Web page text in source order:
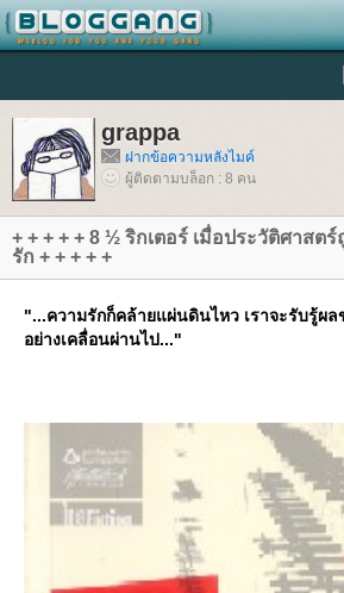
grappa
ฝากข้อความหลังไมค์
ผู้ติดตามบล็อก : 8 คน
+ + + + + 8 ½ ริกเตอร์ เมื่อประวัติศาสต
รัก + + + + +
"...ความรักก็คล้ายแผ่นดินไหว เราจะรับรู้ผล
อย่างเคลื่อนผ่านไป..."